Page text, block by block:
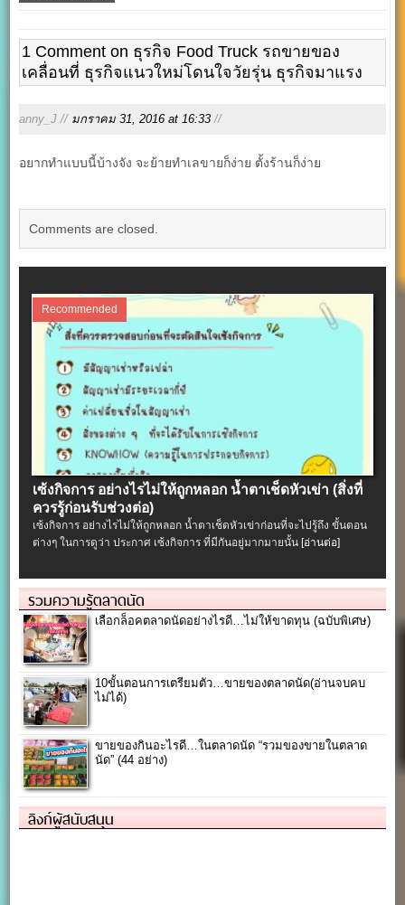
1 Comment on ธุรกิจ Food Truck รถขายของ
เคลื่อนที่ ธุรกิจแนวใหม่โดนใจวัยรุ่น ธุรกิจมาแรง
anny_J // มกราคม 31, 2016 at 16:33 //
อยากทำแบบนี้บ้างจัง จะย้ายทำเลขายก็ง่าย ตั้งร้านก็ง่าย
Comments are closed.
Recommended
เซ้งกิจการ อย่างไรไม่ให้ถูกหลอก น้ำตาเช็ดหัวเข่า (สิ่งที่
ควรรู้ก่อนรับช่วงต่อ)
เซ้งกิจการ อย่างไรไม่ให้ถูกหลอก น้ำตาเช็ดหัวเข่าก่อนที่จะไปรู้ถึง ขั้นตอน
ต่างๆ ในการดูว่า ประกาศ เซ้งกิจการ ที่มีกันอยู่มากมายนั้น[อ่านต่อ]
รวมความรู้ตลาดนัด
เลือกล็อคตลาดนัดอย่างไรดี…ไม่ให้ขาดทุน (ฉบับพิเศษ)
10ขั้นตอนการเตรียมตัว…ขายของตลาดนัด(อ่านจบคบ
ไม่ได้)
ขายของกินอะไรดี…ในตลาดนัด “รวมของขายในตลาด
นัด” (44 อย่าง)
ลิงก์ผู้สนับสนุน